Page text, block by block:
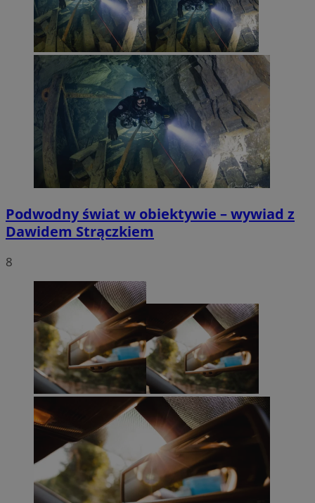
Podwodny świat w obiektywie – wywiad z
Dawidem Strączkiem
8